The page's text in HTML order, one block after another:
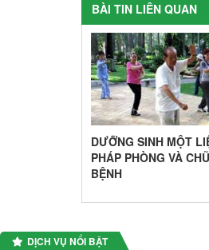
BÀI TIN LIÊN QUAN
DƯỠNG SINH MỘT
PHÁP PHÒNG VÀ
BỆNH
DỊCH VỤ NỔI BẬT